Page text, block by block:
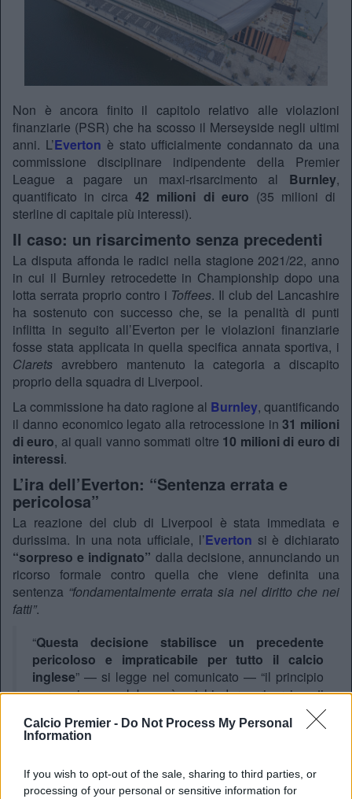
Calcio Premier - Do Not Process My Personal
Information
If you wish to opt-out of the sale, sharing to third parties, or
processing of your personal or sensitive information for
Non è ancora finito il capitolo relativo alle violazioni
finanziarie (PSR) che ha scosso il Merseyside negli ultimi
anni. L’Everton è stato ufficialmente condannato da una
commissione disciplinare indipendente della Premier
League a pagare un maxi-risarcimento al Burnley,
quantificato in circa42 milioni di euro (35 milioni di
sterline di capitale più interessi).
Il caso: un risarcimento senza precedenti
La disputa affonda le radici nella stagione 2021/22, anno
in cui il Burnley retrocedette in Championship dopo una
lotta serrata proprio contro i Toffees. Il club del Lancashire
ha sostenuto con successo che, se la penalità di punti
inflitta in seguito all’Everton per le violazioni finanziarie
fosse stata applicata in quella specifica annata sportiva, i
Clarets avrebbero mantenuto la categoria a discapito
proprio della squadra di Liverpool.
La commissione ha dato ragione al Burnley, quantificando
il danno economico legato alla retrocessione in 31 milioni
di euro, ai quali vanno sommati oltre 10 milioni di euro di
interessi.
L’ira dell’Everton: “Sentenza errata e
pericolosa”
La reazione del club di Liverpool è stata immediata e
durissima. In una nota ufficiale, l’Everton si è dichiarato
“sorpreso e indignato” dalla decisione, annunciando un
ricorso formale contro quella che viene definita una
sentenza “fondamentalmente errata sia nel diritto che nei
fatti”.
“Questa decisione stabilisce un precedente
pericoloso e impraticabile per tutto il calcio
inglese” — si legge nel comunicato — “il principio
per cui un club può richiedere risarcimenti
basandosi su ipotetiche violazioni finanziarie
commesse in qualsiasi momento dell’anno
finanziario rischia di paralizzare il sistema